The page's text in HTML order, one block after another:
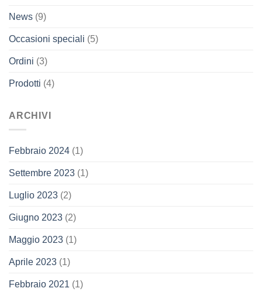
News (9)
Occasioni speciali (5)
Ordini (3)
Prodotti (4)
ARCHIVI
Febbraio 2024 (1)
Settembre 2023 (1)
Luglio 2023 (2)
Giugno 2023 (2)
Maggio 2023 (1)
Aprile 2023 (1)
Febbraio 2021 (1)